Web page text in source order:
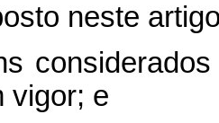
neste
vigor; e